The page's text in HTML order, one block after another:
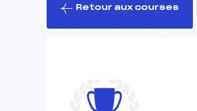
Retour aux courses